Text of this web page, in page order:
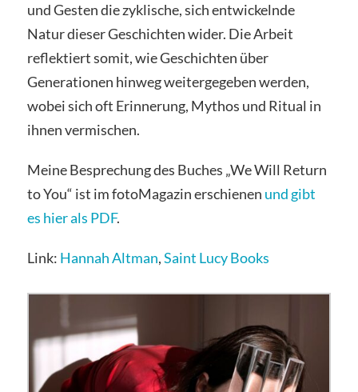
und Gesten die zyklische, sich entwickelnde
Natur dieser Geschichten wider. Die Arbeit
reflektiert somit, wie Geschichten über
Generationen hinweg weitergegeben werden,
wobei sich oft Erinnerung, Mythos und Ritual in
ihnen vermischen.
Meine Besprechung des Buches „We Will Return
to You“ ist im fotoMagazin erschienen und gibt
es hier als PDF.
Link: Hannah Altman,Saint Lucy Books